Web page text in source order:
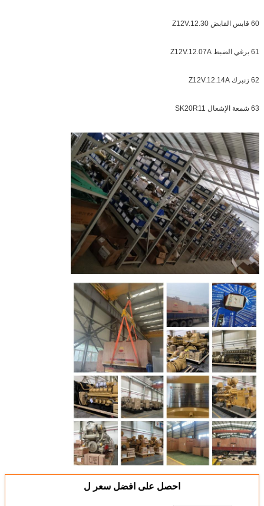
60 قابس القابض Z12V.12.30
61 برغي الضبط Z12V.12.07A
62 زنبرك Z12V.12.14A
63 شمعة الإشعال SK20R11
احصل على افضل سعر ل